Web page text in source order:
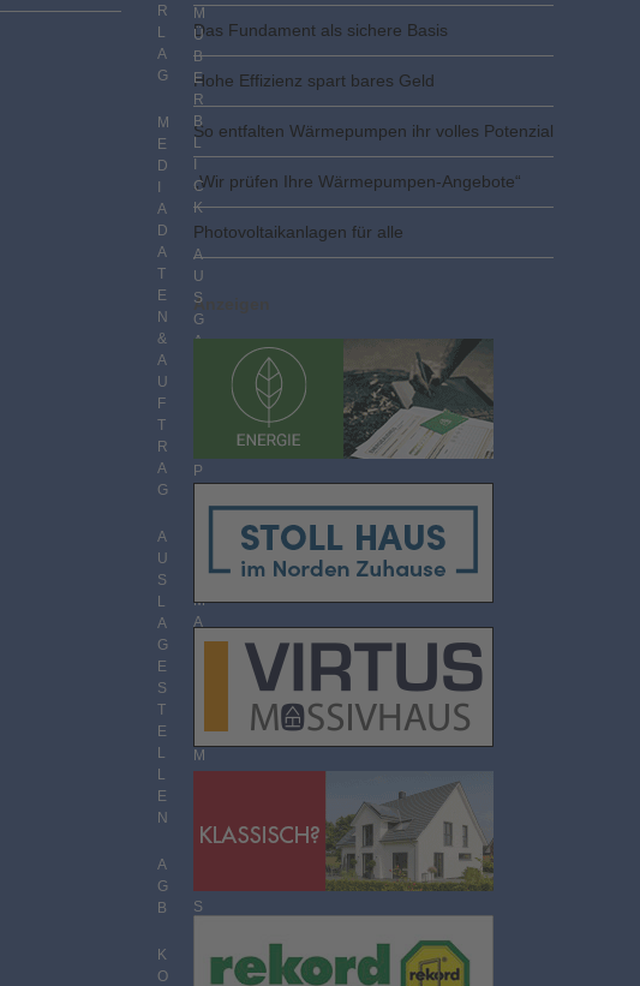
Das Fundament als sichere Basis
Hohe Effizienz spart bares Geld
So entfalten Wärmepumpen ihr volles Potenzial
„Wir prüfen Ihre Wärmepumpen-Angebote“
Photovoltaik­­anlagen für alle
Anzeigen
R
L
A
G
M
E
D
A
D
A
T
E
N
&
A
U
F
T
R
A
G
A
U
S
L
A
G
E
S
T
E
L
L
E
N
A
G
B
K
O
M
Ü
B
E
R
B
L
C
K
A
U
S
G
A
P
M
A
M
B
S